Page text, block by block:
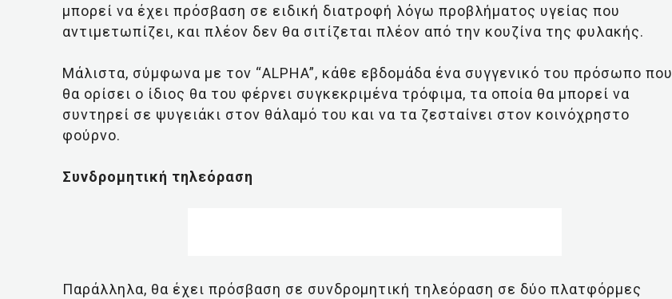
μπορεί να έχει πρόσβαση σε ειδική διατροφή λόγω προβλήματος υγείας που
αντιμετωπίζει, και πλέον δεν θα σιτίζεται πλέον από την κουζίνα της φυλακής.
Μάλιστα, σύμφωνα με τον “ALPHA”, κάθε εβδομάδα ένα συγγενικό του πρόσωπο που
θα ορίσει ο ίδιος θα του φέρνει συγκεκριμένα τρόφιμα, τα οποία θα μπορεί να
συντηρεί σε ψυγειάκι στον θάλαμό του και να τα ζεσταίνει στον κοινόχρηστο
φούρνο.
Συνδρομητική τηλεόραση
Παράλληλα, θα έχει πρόσβαση σε συνδρομητική τηλεόραση σε δύο πλατφόρμες